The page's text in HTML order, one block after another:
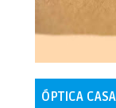
ÓPTICA